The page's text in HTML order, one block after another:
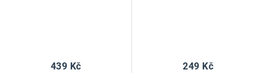
439 Kč 249 Kč